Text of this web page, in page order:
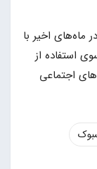
هرچند دنیای دارایی‌های دیجیتال و بازار NFT در ماه‌های اخیر با
استفاده از
اجتماعی